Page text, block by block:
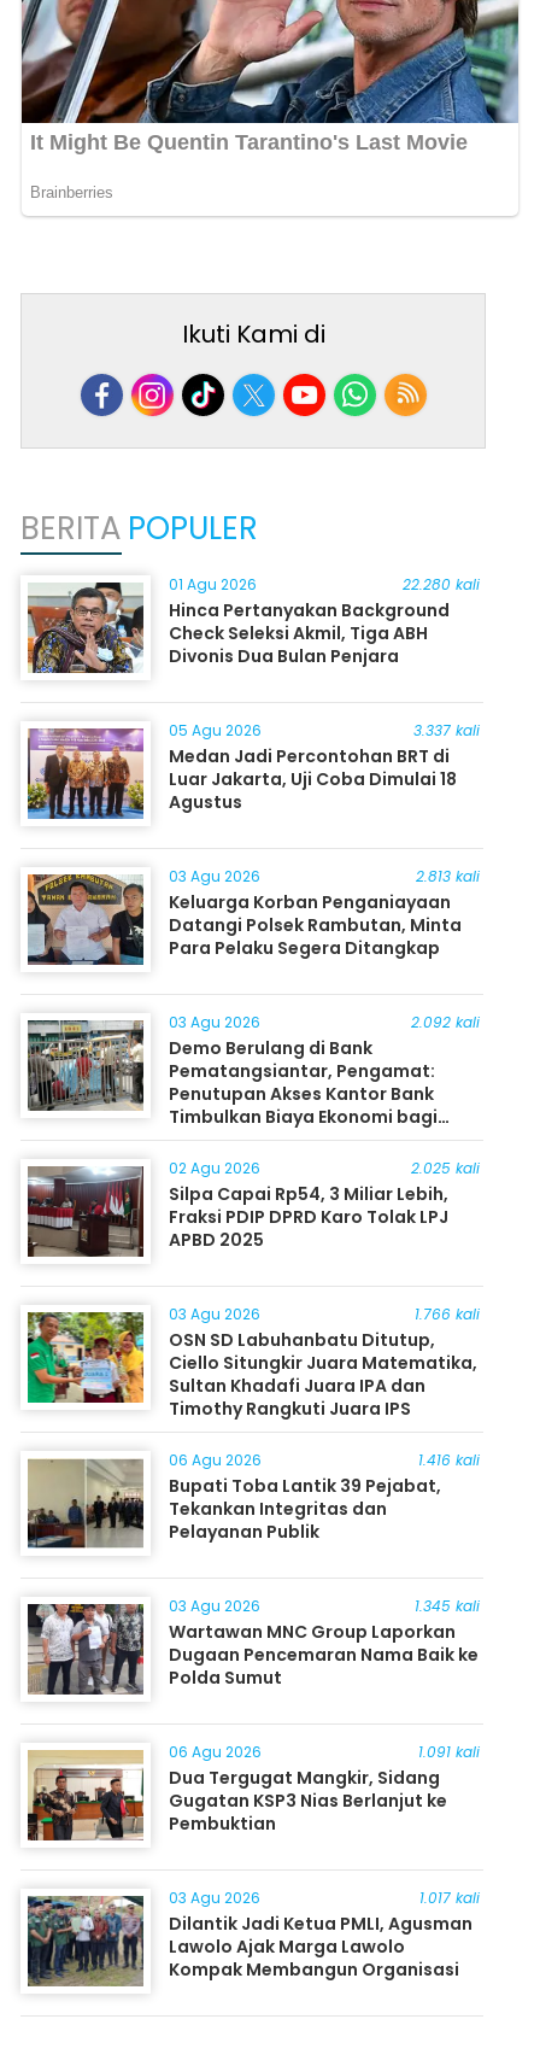
Ikuti Kami di
BERITA POPULER
01 Agu 2026 22.280 kali
Hinca Pertanyakan Background
Check Seleksi Akmil, Tiga ABH
Divonis Dua Bulan Penjara
05 Agu 2026 3.337 kali
Medan Jadi Percontohan BRT di
Luar Jakarta, Uji Coba Dimulai 18
Agustus
03 Agu 2026 2.813 kali
Keluarga Korban Penganiayaan
Datangi Polsek Rambutan, Minta
Para Pelaku Segera Ditangkap
03 Agu 2026 2.092 kali
Demo Berulang di Bank
Pematangsiantar, Pengamat:
Penutupan Akses Kantor Bank
Timbulkan Biaya Ekonomi bagi
Masyarakat
02 Agu 2026 2.025 kali
Silpa Capai Rp54, 3 Miliar Lebih,
Fraksi PDIP DPRD Karo Tolak LPJ
APBD 2025
03 Agu 2026 1.766 kali
OSN SD Labuhanbatu Ditutup,
Ciello Situngkir Juara Matematika,
Sultan Khadafi Juara IPA dan
Timothy Rangkuti Juara IPS
06 Agu 2026 1.416 kali
Bupati Toba Lantik 39 Pejabat,
Tekankan Integritas dan
Pelayanan Publik
03 Agu 2026 1.345 kali
Wartawan MNC Group Laporkan
Dugaan Pencemaran Nama Baik ke
Polda Sumut
06 Agu 2026 1.091 kali
Dua Tergugat Mangkir, Sidang
Gugatan KSP3 Nias Berlanjut ke
Pembuktian
03 Agu 2026 1.017 kali
Dilantik Jadi Ketua PMLI, Agusman
Lawolo Ajak Marga Lawolo
Kompak Membangun Organisasi